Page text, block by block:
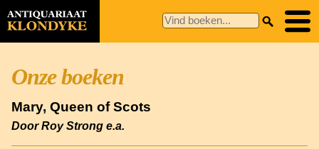
Onze boeken
Mary, Queen of Scots
Door Roy Strong e.a.